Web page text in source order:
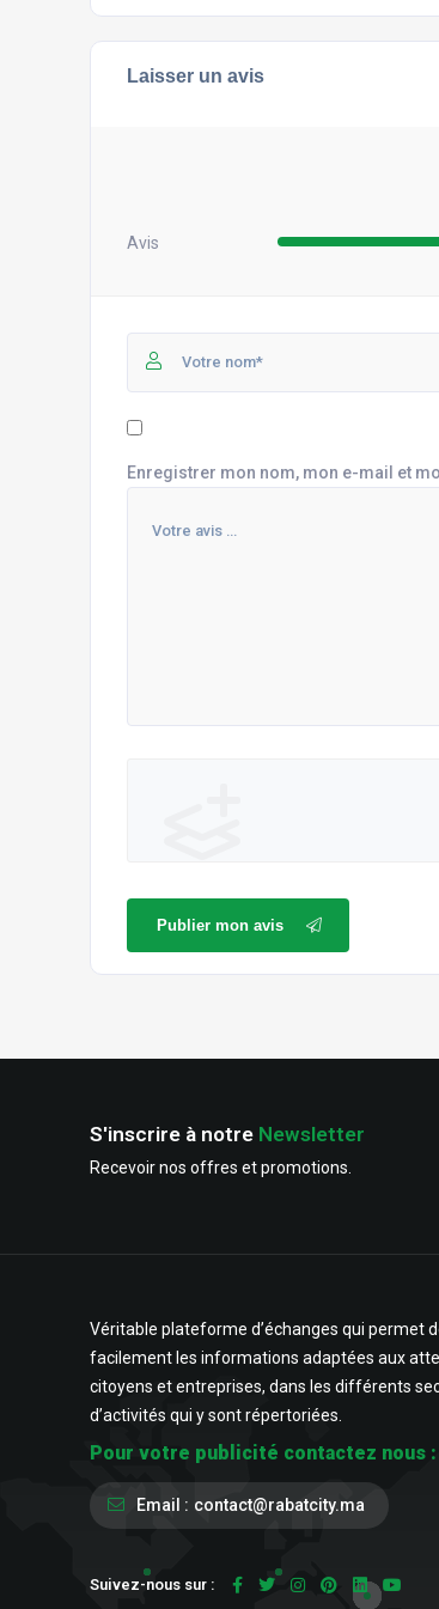
Laisser un avis
Avis
Enregistrer mon nom, mon e-mail et
Publier mon avis
S'inscrire à notre Newsletter
Recevoir nos offres et promotions.
Véritable plateforme d’échanges qui permet
facilement les informations adaptées aux
citoyens et entreprises, dans les différents
d’activités qui y sont répertoriées.
Pour votre publicité contactez nous :
Email : contact@rabatcity.ma
Suivez-nous sur :